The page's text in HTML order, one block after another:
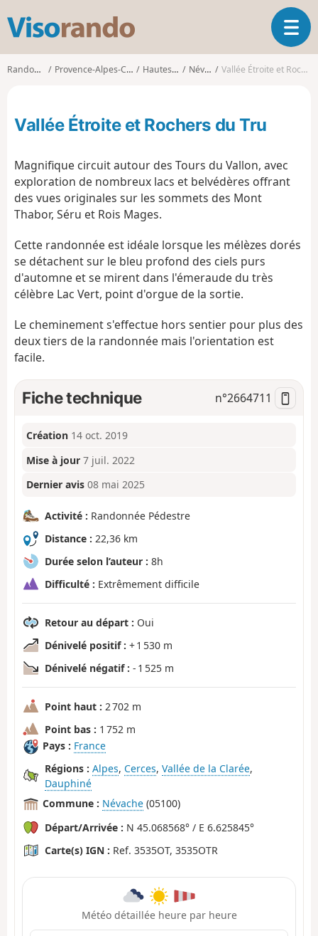
s
o
d
O
u
v
t
Randonnées Provence-Alpes-Côte d'Azur Hautes-Alpes Névache Vallée Étroite et Rochers du Tru
Vallée Étroite et Rochers du Tru
Magnifique circuit autour des Tours du Vallon, avec
exploration de nombreux lacs et belvédères offrant
des vues originales sur les sommets des Mont
Thabor, Séru et Rois Mages.
Cette randonnée est idéale lorsque les mélèzes dorés
se détachent sur le bleu profond des ciels purs
d'automne et se mirent dans l'émeraude du très
célèbre Lac Vert, point d'orgue de la sortie.
Le cheminement s'effectue hors sentier pour plus des
deux tiers de la randonnée mais l'orientation est
facile.
Fiche technique n°2664711
Création 14 oct. 2019
Mise à jour 7 juil. 2022
Dernier avis 08 mai 2025
Activité : Randonnée Pédestre
Distance : 22,36 km
Durée selon l’auteur : 8h
Difficulté : Extrêmement difficile
Retour au départ : Oui
Dénivelé positif : + 1 530 m
Dénivelé négatif : - 1 525 m
Point haut : 2 702 m
Point bas : 1 752 m
Pays : France
Régions : Alpes, Cerces, Vallée de la Clarée,
Dauphiné
Commune : Névache (05100)
Départ/Arrivée : N 45.068568° / E 6.625845°
Carte(s) IGN : Ref. 3535OT, 3535OTR
Météo détaillée heure par heure